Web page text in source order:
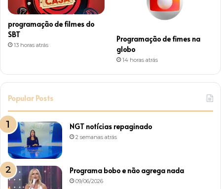
programação de filmes do
SBT
13 horas atrás
Programação de fimes na
globo
14 horas atrás
Popular Posts
NGT notícias repaginado
2 semanas atrás
Programa bobo e não agrega nada
09/06/2026